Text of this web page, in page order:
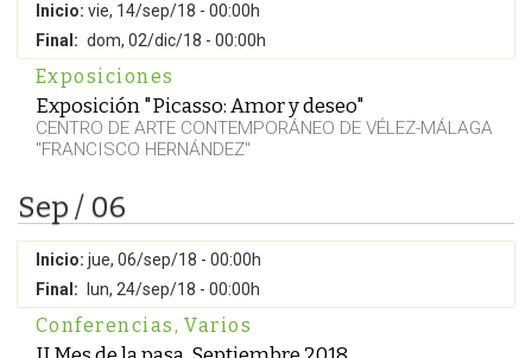
Inicio: vie, 14/sep/18 - 00:00h
Final: dom, 02/dic/18 - 00:00h
Exposiciones
Exposición "Picasso: Amor y deseo"
CENTRO DE ARTE CONTEMPORÁNEO DE VÉLEZ-MÁLAGA
"FRANCISCO HERNÁNDEZ"
Sep / 06
Inicio: jue, 06/sep/18 - 00:00h
Final:
lun, 24/sep/18 - 00:00h
Conferencias, Varios